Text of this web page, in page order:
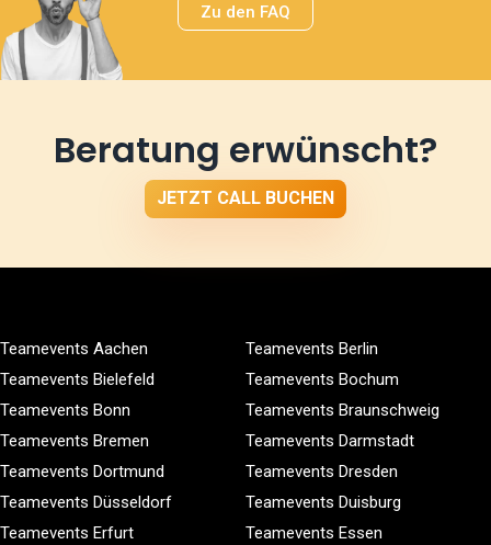
Zu den FAQ
Beratung erwünscht?
JETZT CALL BUCHEN
Teamevents Aachen
Teamevents Berlin
Teamevents Bielefeld
Teamevents Bochum
Teamevents Bonn
Teamevents Braunschweig
Teamevents Bremen
Teamevents Darmstadt
Teamevents Dortmund
Teamevents Dresden
Teamevents Düsseldorf
Teamevents Duisburg
Teamevents Erfurt
Teamevents Essen